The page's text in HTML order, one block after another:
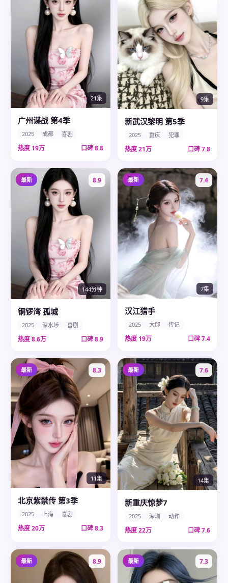
21集
广州谍战 第4季
2025 成都 喜剧
热度 19万 口碑8.8
9集
新武汉黎明 第5季
2025 重庆 犯罪
热度21万 口碑7.8
最新 8.9
144分钟
铜锣湾 孤城
2025 深水埗 喜剧
热度8.6万 口碑8.9
最新 7.4
7集
汉江猎手
2025 大邱 传记
热度 19万 口碑7.4
最新 8.3
11集
北京紫禁传 第3季
2025 上海 喜剧
热度20万 口碑8.3
最新 7.6
14集
新重庆惊梦7
2025 深圳 动作
热度22万 口碑7.6
最新 8.9 最新 7.3